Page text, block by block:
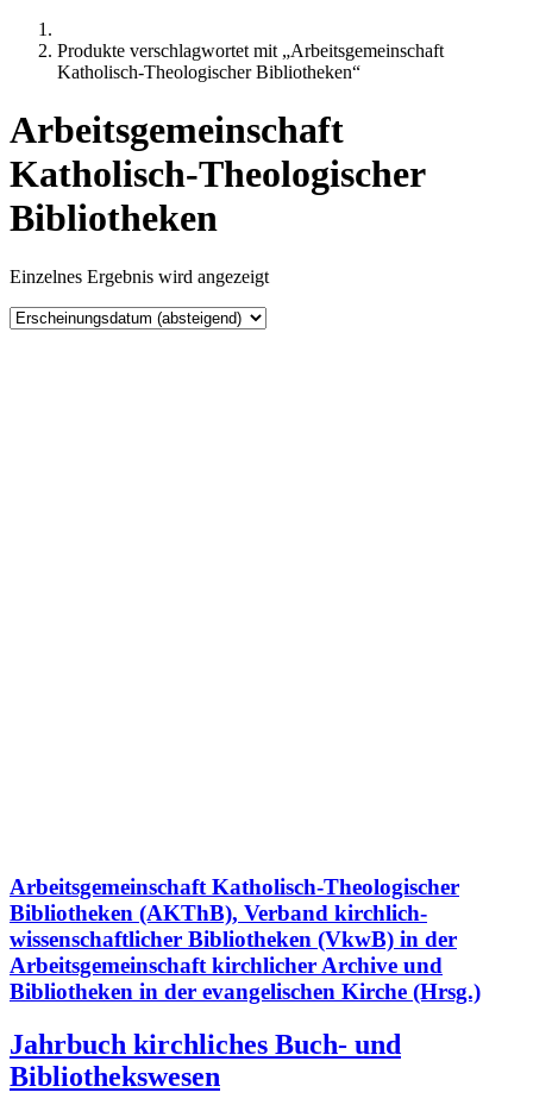
Produkte verschlagwortet mit „Arbeitsgemeinschaft
Katholisch-Theologischer Bibliotheken“
Arbeitsgemeinschaft
Katholisch-Theologischer
Bibliotheken
Einzelnes Ergebnis wird angezeigt
Arbeitsgemeinschaft Katholisch-Theologischer
Bibliotheken (AKThB), Verband kirchlich-
wissenschaftlicher Bibliotheken (VkwB) in der
Arbeitsgemeinschaft kirchlicher Archive und
Bibliotheken in der evangelischen Kirche (Hrsg.)
Jahrbuch kirchliches Buch- und
Bibliothekswesen